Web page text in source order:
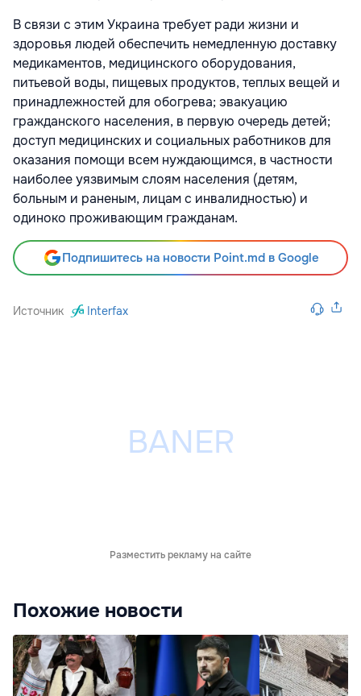
В связи с этим Украина требует ради жизни и
здоровья людей обеспечить немедленную доставку
медикаментов, медицинского оборудования,
питьевой воды, пищевых продуктов, теплых вещей и
принадлежностей для обогрева; эвакуацию
гражданского населения, в первую очередь детей;
доступ медицинских и социальных работников для
оказания помощи всем нуждающимся, в частности
наиболее уязвимым слоям населения (детям,
больным и раненым, лицам с инвалидностью) и
одиноко проживающим гражданам.
Подпишитесь на новости Point.md в Google
Источник Interfax
Разместить рекламу на сайте
Похожие новости